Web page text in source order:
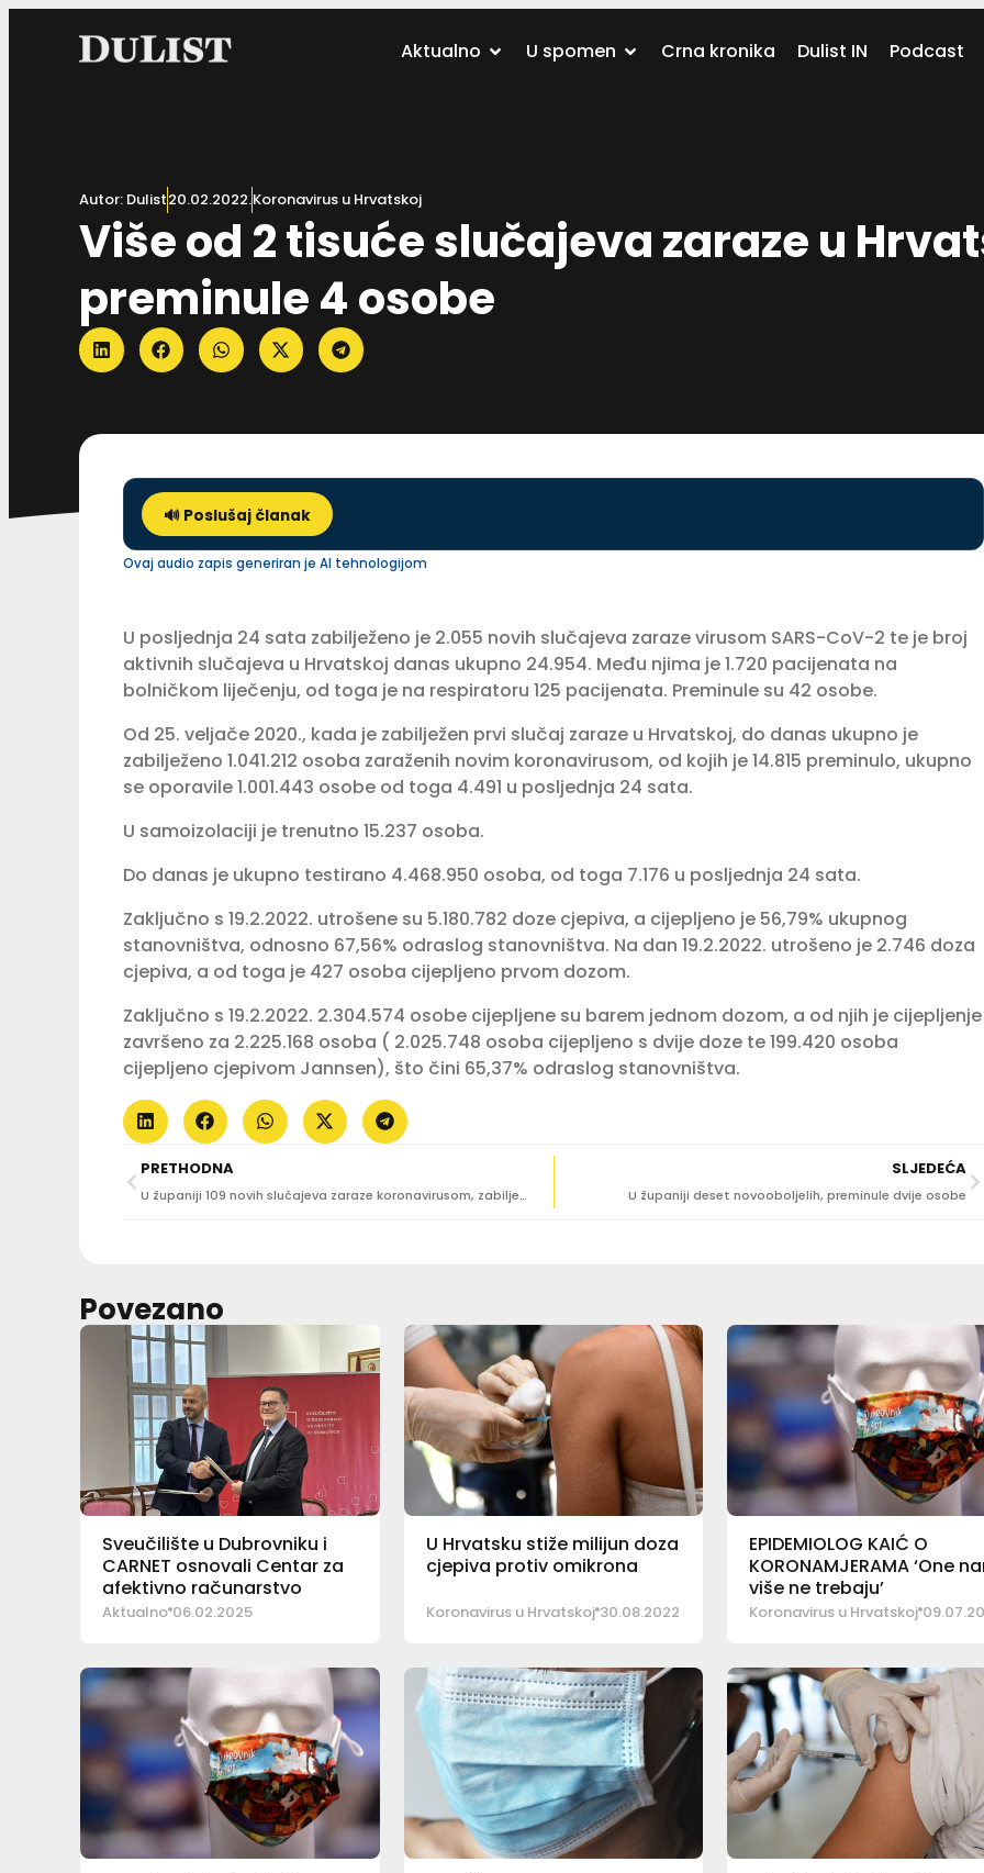
Aktualno U spomen Crna kronika Dulist IN Podcast
Autor: Dulist20.02.2022.Koronavirus u Hrvatskoj
Više od 2 tisuće slučajeva zaraze u
preminule 4 osobe
🔊 Poslušaj članak
Ovaj audio zapis generiran je AI tehnologijom
U posljednja 24 sata zabilježeno je 2.055 novih slučajeva zaraze virusom SARS-CoV-2 te je broj
aktivnih slučajeva u Hrvatskoj danas ukupno 24.954. Među njima je 1.720 pacijenata na
bolničkom liječenju, od toga je na respiratoru 125 pacijenata. Preminule su 42 osobe.
Od 25. veljače 2020., kada je zabilježen prvi slučaj zaraze u Hrvatskoj, do danas ukupno je
zabilježeno 1.041.212 osoba zaraženih novim koronavirusom, od kojih je 14.815 preminulo, ukupno
se oporavile 1.001.443 osobe od toga 4.491 u posljednja 24 sata.
U samoizolaciji je trenutno 15.237 osoba.
Do danas je ukupno testirano 4.468.950 osoba, od toga 7.176 u posljednja 24 sata.
Zaključno s 19.2.2022. utrošene su 5.180.782 doze cjepiva, a cijepljeno je 56,79% ukupnog
stanovništva, odnosno 67,56% odraslog stanovništva. Na dan 19.2.2022. utrošeno je 2.746 doza
cjepiva, a od toga je 427 osoba cijepljeno prvom dozom.
Zaključno s 19.2.2022. 2.304.574 osobe cijepljene su barem jednom dozom, a od njih je cijepljenje
završeno za 2.225.168 osoba ( 2.025.748 osoba cijepljeno s dvije doze te 199.420 osoba
cijepljeno cjepivom Jannsen), što čini 65,37% odraslog stanovništva.
PRETHODNA
U županiji 109 novih slučajeva zaraze koronavirusom, zabilježeno kršenje mjere samoizolacije
SLJEDEĆA
U županiji deset novooboljelih, preminule dvije osobe
Povezano
Sveučilište u Dubrovniku i
CARNET osnovali Centar za
afektivno računarstvo
Aktualno 06.02.2025
U Hrvatsku stiže milijun doza
cjepiva protiv omikrona
Koronavirus u Hrvatskoj 30.08.2022
EPIDEMIOLOG KAIĆ O
KORONAMJERAMA ‘One
više ne trebaju’
Koronavirus u Hrvatskoj